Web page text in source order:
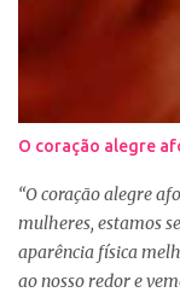
O coração alegre
“O coração alegre
mulheres, estamos
aparência física
ao nosso redor e